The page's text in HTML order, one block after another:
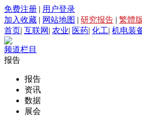
免费注册 | 用户登录
加入收藏 | 网站地图 | 研究报告 | 繁體版
首页| 互联网 | 农业| 医药| 化工| 机电装
频道栏目
报告
报告
资讯
数据
展会